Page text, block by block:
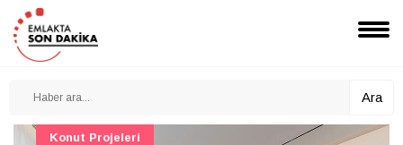
Ara
Konut Projeleri